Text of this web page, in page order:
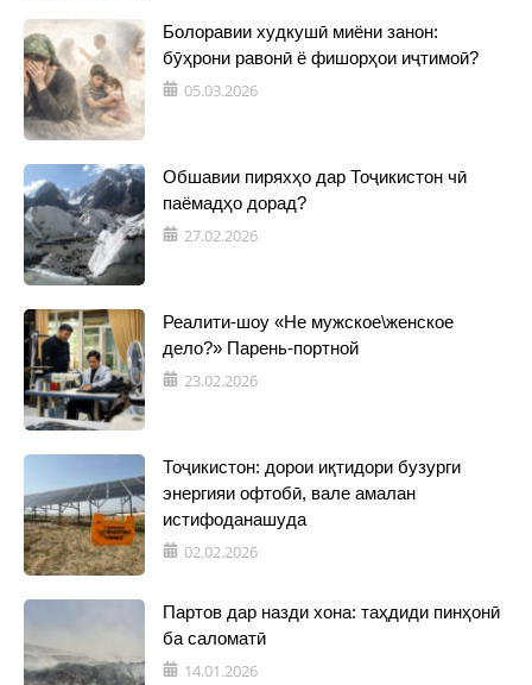
Болоравии худкушӣ миёни занон:
бӯҳрони равонӣ ё фишорҳои иҷтимоӣ?
05.03.2026
Обшавии пиряхҳо дар Тоҷикистон чӣ
паёмадҳо дорад?
27.02.2026
Реалити-шоу «Не мужское\женское
дело?» Парень-портной
23.02.2026
Тоҷикистон: дорои иқтидори бузурги
энергияи офтобӣ, вале амалан
истифоданашуда
02.02.2026
Партов дар назди хона: таҳдиди пинҳонӣ
ба саломатӣ
14.01.2026